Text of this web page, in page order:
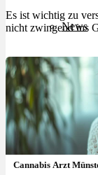
News
App
Services
Es ist wichtig zu
nicht zwingend ins
Cannabis Arzt